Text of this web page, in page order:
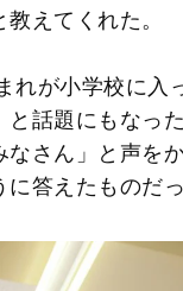
えてくれた。
れが小学校に入
話題にもなっ
さん」と声を
答えたものだ